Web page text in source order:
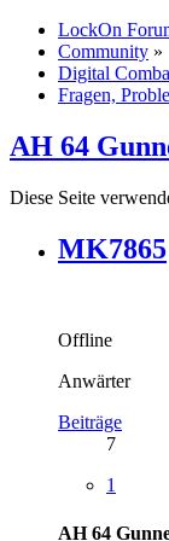
LockOn
Community »
Digital
Fragen,
AH 64
Diese Seite
MK7865
Offline
Anwärter
Beiträge
7
1
AH 64